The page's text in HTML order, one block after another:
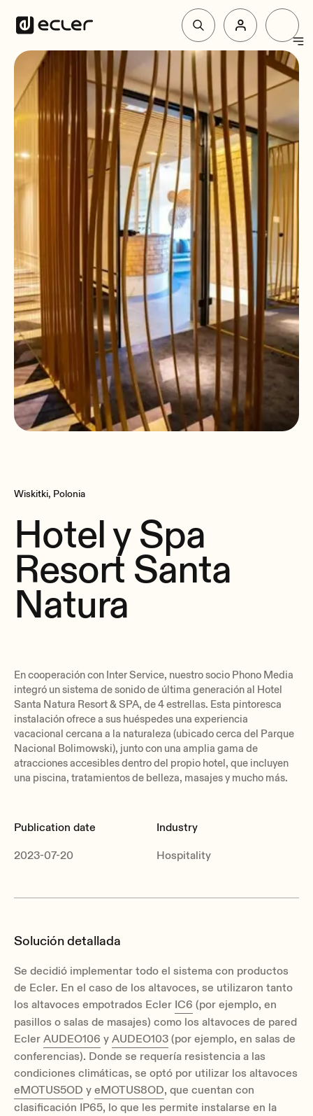
Productos
Soluciones
Por qué Ecler
Soporte y Comunidad
Wiskitki, Polonia
Hotel y Spa
Resort Santa
Natura
En cooperación con Inter Service, nuestro socio Phono Media
integró un sistema de sonido de última generación al Hotel
Santa Natura Resort & SPA, de 4 estrellas. Esta pintoresca
instalación ofrece a sus huéspedes una experiencia
vacacional cercana a la naturaleza (ubicado cerca del Parque
Nacional Bolimowski), junto con una amplia gama de
atracciones accesibles dentro del propio hotel, que incluyen
una piscina, tratamientos de belleza, masajes y mucho más.
Publication date
2023-07-20
Industry
Hospitality
Solución detallada
Se decidió implementar todo el sistema con productos
de Ecler. En el caso de los altavoces, se utilizaron tanto
los altavoces empotrados Ecler IC6 (por ejemplo, en
pasillos o salas de masajes) como los altavoces de pared
Ecler AUDEO106 y AUDEO103 (por ejemplo, en salas de
conferencias). Donde se requería resistencia a las
condiciones climáticas, se optó por utilizar los altavoces
eMOTUS5OD y eMOTUS8OD, que cuentan con
clasificación IP65, lo que les permite instalarse en la